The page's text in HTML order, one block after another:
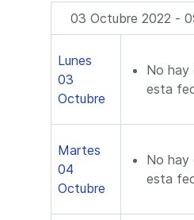
03 Octubre 2022 -
Lunes
03
Octubre
No hay
esta
Martes
04
Octubre
No hay
esta